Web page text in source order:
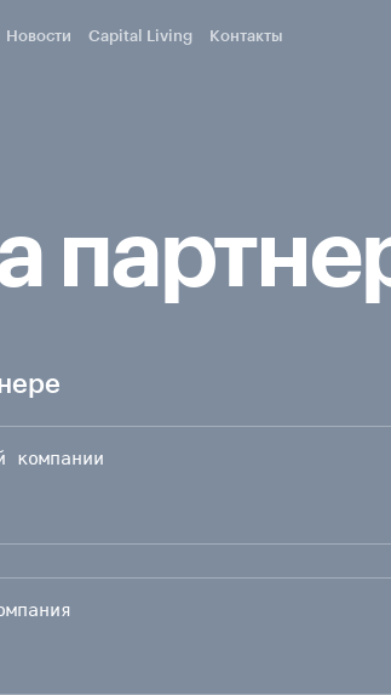
Новости Capital Living Контакты